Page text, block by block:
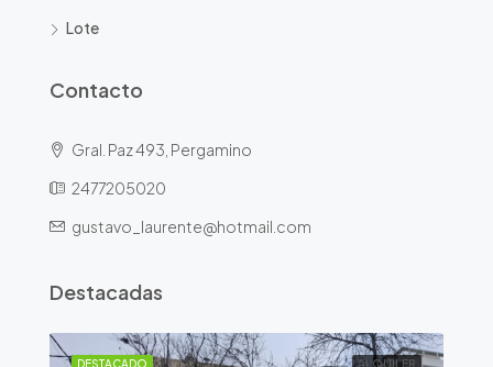
Lote
Contacto
Gral. Paz 493, Pergamino
2477205020
gustavo_laurente@hotmail.com
Destacadas
ALQUILER
DESTACADO